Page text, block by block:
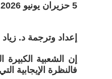
5 حزيران يونيو 2026
إعداد وترجمة د.
إن الشعبية
فالنظرة الإيجابية